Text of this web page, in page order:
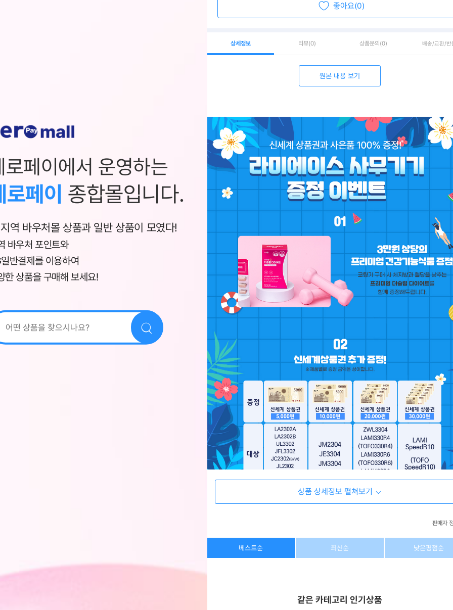
좋아요(0)
상세정보 리뷰(0) 상품문의 (0) 배송/교환/반
원본 내용 보기
상품 상세정보 펼쳐보기
판매자
상호/대표자
베스트순 최신순 낮은평점순
같은 카테고리 인기상품
로페이에서 운영하는
로페이 종합몰입니다.
역 바우처몰 상품과 일반 상품이 모였다!
바우처 포인트와
반결제를 이용하여
한 상품을 구매해 보세요!